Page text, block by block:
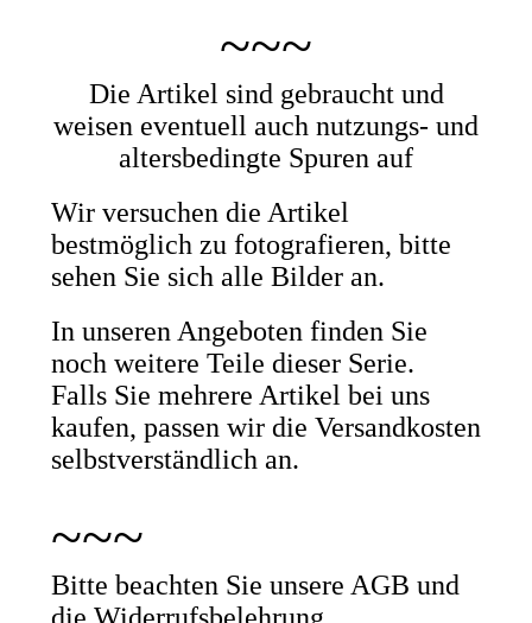
~~~
Die Artikel sind gebraucht und
weisen eventuell auch nutzungs- und
altersbedingte Spuren auf
Wir versuchen die Artikel
bestmöglich zu fotografieren, bitte
sehen Sie sich alle Bilder an.
In unseren Angeboten finden Sie
noch weitere Teile dieser Serie.
Falls Sie mehrere Artikel bei uns
kaufen, passen wir die Versandkosten
selbstverständlich an.
~~~
Bitte beachten Sie unsere AGB und
die Widerrufsbelehrung.